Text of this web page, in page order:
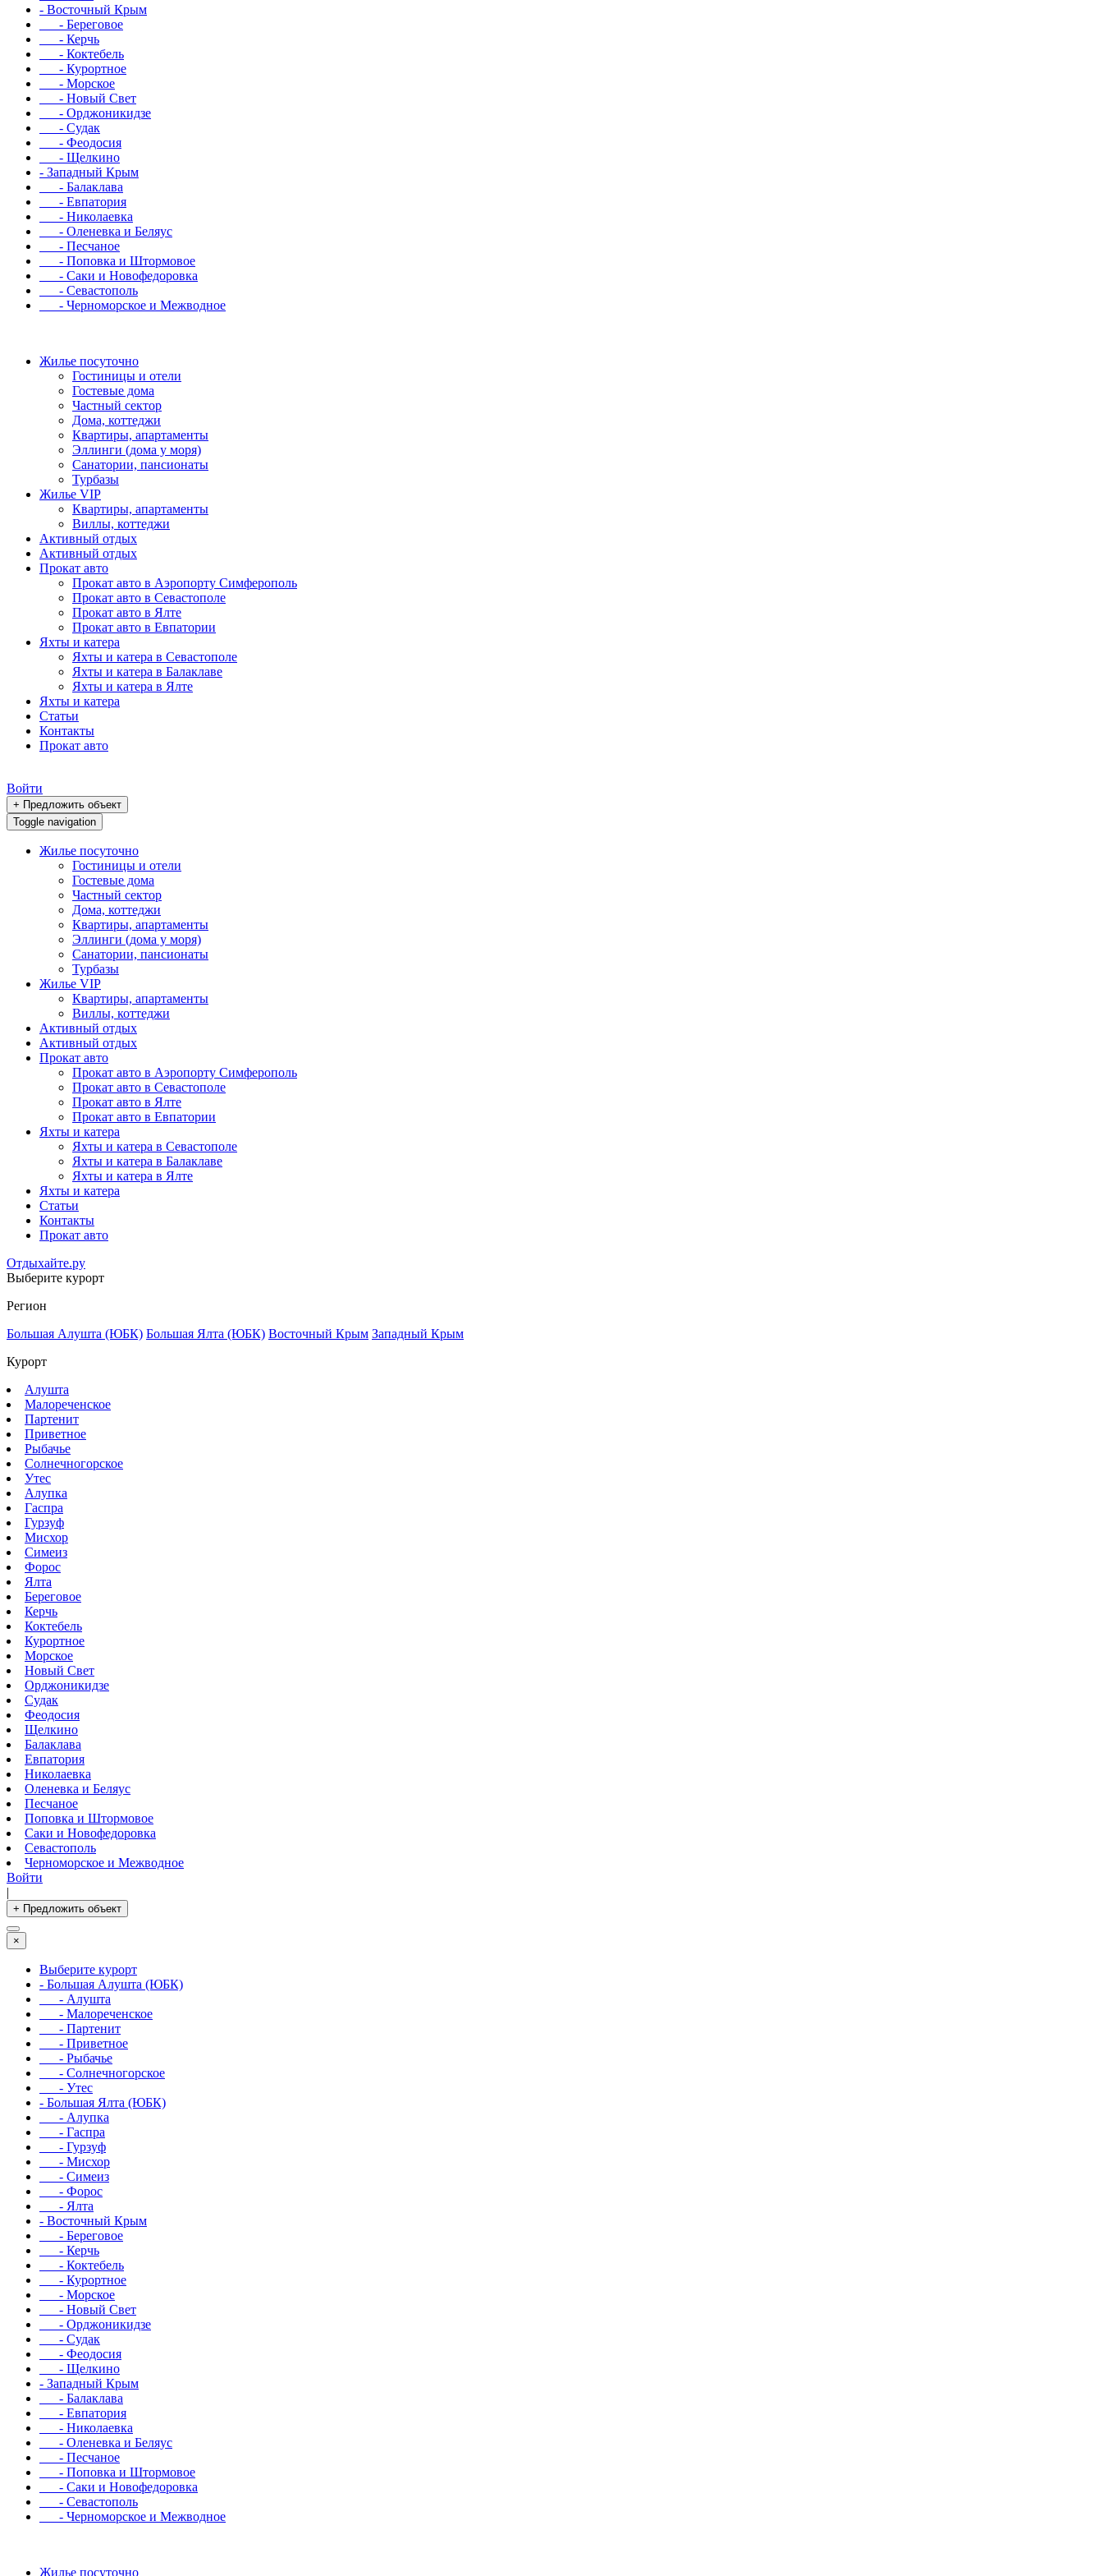
- Восточный Крым
- Береговое
- Керчь
- Коктебель
- Курортное
- Морское
- Новый Свет
- Орджоникидзе
- Судак
- Феодосия
- Щелкино
- Западный Крым
- Балаклава
- Евпатория
- Николаевка
- Оленевка и Беляус
- Песчаное
- Поповка и Штормовое
- Саки и Новофедоровка
- Севастополь
- Черноморское и Межводное
Жилье посуточно
Гостиницы и отели
Гостевые дома
Частный сектор
Дома, коттеджи
Квартиры, апартаменты
Эллинги (дома у моря)
Санатории, пансионаты
Турбазы
Жилье VIP
Квартиры, апартаменты
Виллы, коттеджи
Активный отдых
Активный отдых
Прокат авто
Прокат авто в Аэропорту Симферополь
Прокат авто в Севастополе
Прокат авто в Ялте
Прокат авто в Евпатории
Яхты и катера
Яхты и катера в Севастополе
Яхты и катера в Балаклаве
Яхты и катера в Ялте
Яхты и катера
Статьи
Контакты
Прокат авто
Войти
+ Предложить объект
Toggle navigation
Жилье посуточно
Гостиницы и отели
Гостевые дома
Частный сектор
Дома, коттеджи
Квартиры, апартаменты
Эллинги (дома у моря)
Санатории, пансионаты
Турбазы
Жилье VIP
Квартиры, апартаменты
Виллы, коттеджи
Активный отдых
Активный отдых
Прокат авто
Прокат авто в Аэропорту Симферополь
Прокат авто в Севастополе
Прокат авто в Ялте
Прокат авто в Евпатории
Яхты и катера
Яхты и катера в Севастополе
Яхты и катера в Балаклаве
Яхты и катера в Ялте
Яхты и катера
Статьи
Контакты
Прокат авто
Отдыхайте.ру
Выберите курорт
Регион
Большая Алушта (ЮБК) Большая Ялта (ЮБК) Восточный Крым Западный Крым
Курорт
Алушта
Малореченское
Партенит
Приветное
Рыбачье
Солнечногорское
Утес
Алупка
Гаспра
Гурзуф
Мисхор
Симеиз
Форос
Ялта
Береговое
Керчь
Коктебель
Курортное
Морское
Новый Свет
Орджоникидзе
Судак
Феодосия
Щелкино
Балаклава
Евпатория
Николаевка
Оленевка и Беляус
Песчаное
Поповка и Штормовое
Саки и Новофедоровка
Севастополь
Черноморское и Межводное
Войти
|
+ Предложить объект
×
Выберите курорт
- Большая Алушта (ЮБК)
- Алушта
- Малореченское
- Партенит
- Приветное
- Рыбачье
- Солнечногорское
- Утес
- Большая Ялта (ЮБК)
- Алупка
- Гаспра
- Гурзуф
- Мисхор
- Симеиз
- Форос
- Ялта
- Восточный Крым
- Береговое
- Керчь
- Коктебель
- Курортное
- Морское
- Новый Свет
- Орджоникидзе
- Судак
- Феодосия
- Щелкино
- Западный Крым
- Балаклава
- Евпатория
- Николаевка
- Оленевка и Беляус
- Песчаное
- Поповка и Штормовое
- Саки и Новофедоровка
- Севастополь
- Черноморское и Межводное
Жилье посуточно